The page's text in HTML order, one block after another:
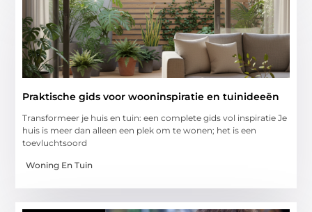
Praktische gids voor wooninspiratie en tuinideeën
Transformeer je huis en tuin: een complete gids vol inspiratie Je
huis is meer dan alleen een plek om te wonen; het is een
toevluchtsoord
Woning En Tuin